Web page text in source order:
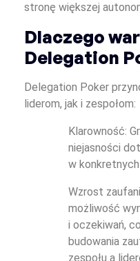
stronę większej
Dlaczego
Delegation
Delegation Poker
liderom, jak i zespołom:
Klarowność:
niejasności
w
Wzrost
możliwość
i oczekiwań,
budowania
zespołu a